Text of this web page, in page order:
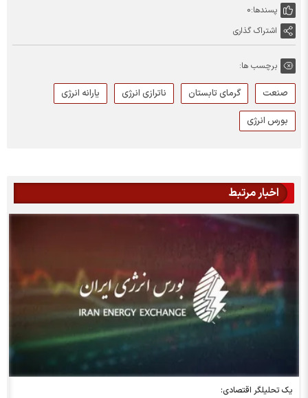
پسندها:0
اشتراک گذاری
برچسب ها:
صنعت گرمای تابستان ناترازی انرژی
یارانه انرژی
بورس انرژی
اخبار مرتبط
یک تحلیلگر اقتصادی: